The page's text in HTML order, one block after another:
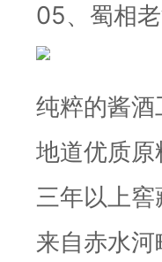
05、蜀相
纯粹的酱酒
地道优质原
三年以上窖
来自赤水